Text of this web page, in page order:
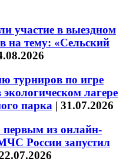
участие в выездном
на тему: «Сельский
турниров по игре
лагере
парка | 31.07.2026
из онлайн-
России запустил